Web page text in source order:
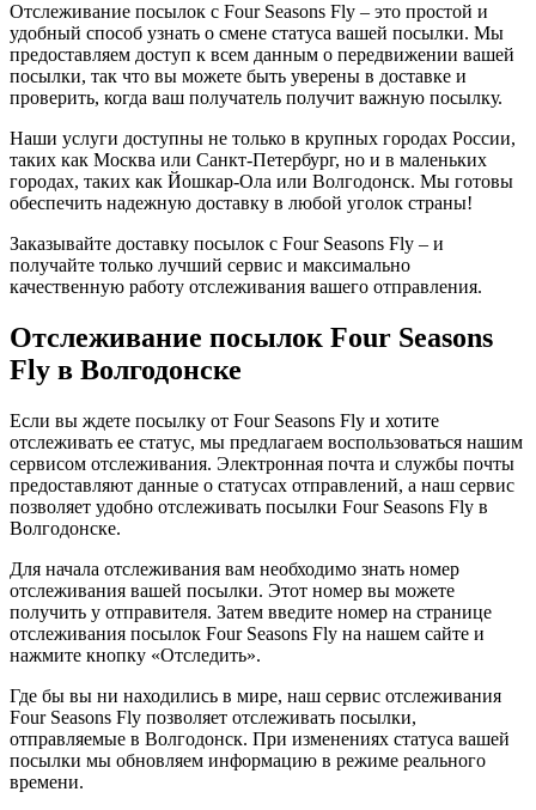
Отслеживание посылок с Four Seasons Fly – это простой и
удобный способ узнать о смене статуса вашей посылки. Мы
предоставляем доступ к всем данным о передвижении вашей
посылки, так что вы можете быть уверены в доставке и
проверить, когда ваш получатель получит важную посылку.
Наши услуги доступны не только в крупных городах России,
таких как Москва или Санкт-Петербург, но и в маленьких
городах, таких как Йошкар-Ола или Волгодонск. Мы готовы
обеспечить надежную доставку в любой уголок страны!
Заказывайте доставку посылок с Four Seasons Fly – и
получайте только лучший сервис и максимально
качественную работу отслеживания вашего отправления.
Отслеживание посылок Four Seasons
Fly в Волгодонске
Если вы ждете посылку от Four Seasons Fly и хотите
отслеживать ее статус, мы предлагаем воспользоваться нашим
сервисом отслеживания. Электронная почта и службы почты
предоставляют данные о статусах отправлений, а наш сервис
позволяет удобно отслеживать посылки Four Seasons Fly в
Волгодонске.
Для начала отслеживания вам необходимо знать номер
отслеживания вашей посылки. Этот номер вы можете
получить у отправителя. Затем введите номер на странице
отслеживания посылок Four Seasons Fly на нашем сайте и
нажмите кнопку «Отследить».
Где бы вы ни находились в мире, наш сервис отслеживания
Four Seasons Fly позволяет отслеживать посылки,
отправляемые в Волгодонск. При изменениях статуса вашей
посылки мы обновляем информацию в режиме реального
времени.